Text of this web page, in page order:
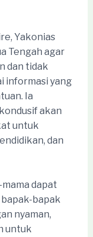
Yakonias
Tengah agar
dan tidak
informasi yang
Ia
akan
untuk
dan
mama dapat
bapak
nyaman,
untuk